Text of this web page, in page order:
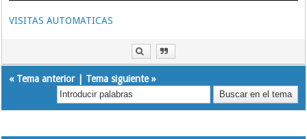
VISITAS AUTOMATICAS
« Tema anterior| Tema siguiente»